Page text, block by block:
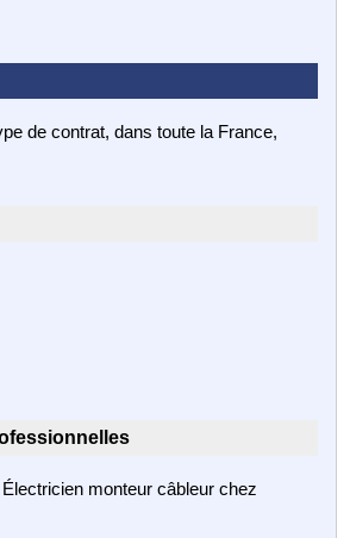
de contrat, dans toute la France,
Électricien monteur câbleur chez